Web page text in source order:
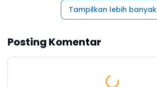
Tampilkan lebih banyak
Posting Komentar